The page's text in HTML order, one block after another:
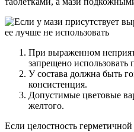
При выраженном
запрещено использовать
У состава должна быть
консистенция.
Допустимые цветовые
желтого.
Если целостность